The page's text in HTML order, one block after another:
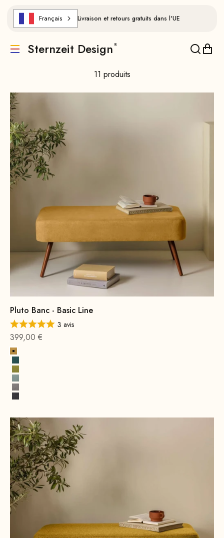
Français Livraison et retours gratuits dans l'UE
Traduction manquante : de.header.general.menu
Sternzeit Design
11 produits
Pluto Banc - Basic Line
3 avis
Offre à partir de
399,00 €
Jaune
Bleu Pétrole
Vert moutarde
Vert d'eau
Gris
Gris foncé